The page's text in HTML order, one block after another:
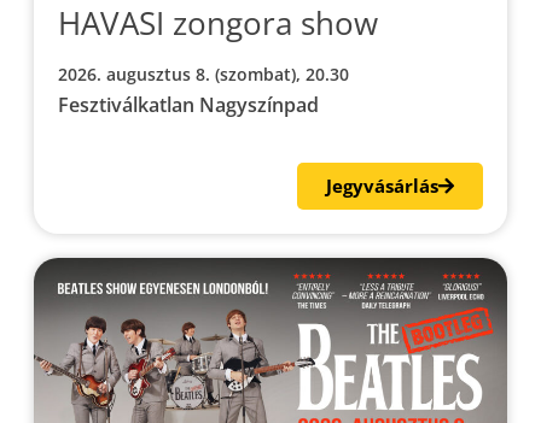
HAVASI zongora show
2026. augusztus 8. (szombat), 20.30
Fesztiválkatlan Nagyszínpad
Jegyvásárlás